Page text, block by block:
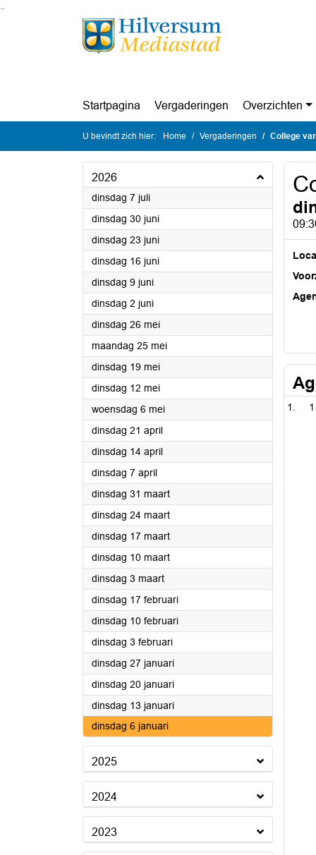
Ga naar de inhoud van deze pagina
Ga naar het zoeken
Ga naar het menu
Startpagina Vergaderingen Overzichten
U bevindt zich hier: Home Vergaderingen College
2026
dinsdag 7 juli2026
dinsdag 30 juni2026
dinsdag 23 juni2026
dinsdag 16 juni2026
dinsdag 9 juni2026
dinsdag 2 juni2026
dinsdag 26 mei2026
maandag 25 mei2026
dinsdag 19 mei2026
dinsdag 12 mei2026
woensdag 6 mei2026
dinsdag 21 april2026
dinsdag 14 april2026
dinsdag 7 april2026
dinsdag 31 maart2026
dinsdag 24 maart2026
dinsdag 17 maart2026
dinsdag 10 maart2026
dinsdag 3 maart2026
dinsdag 17 februari2026
dinsdag 10 februari2026
dinsdag 3 februari2026
dinsdag 27 januari2026
dinsdag 20 januari2026
dinsdag 13 januari2026
dinsdag 6 januari2026
2025
2024
2023
1